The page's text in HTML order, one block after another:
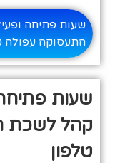
שעות פתיחה
התעסוקה עפולה
שעות
קהל לשכת
טלפון